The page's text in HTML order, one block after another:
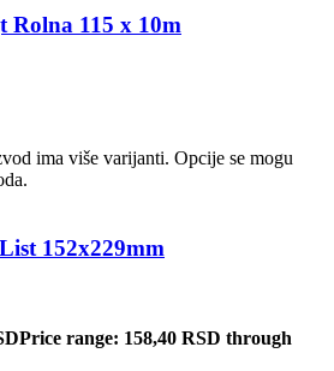
Rolna 115 x 10m
ima više varijanti. Opcije se mogu
152x229mm
Price range: 158,40 RSD through